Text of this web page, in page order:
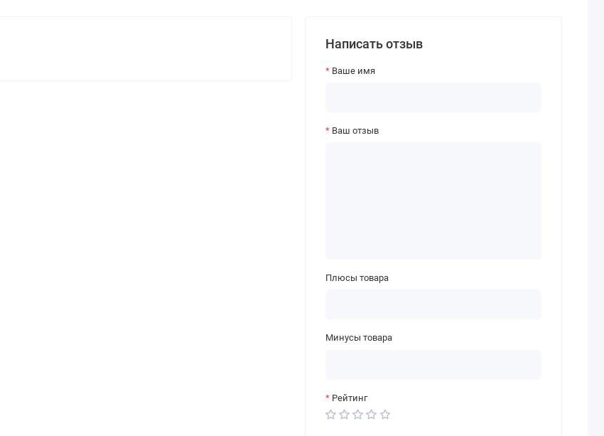
Написать отзыв
Ваше имя
Ваш отзыв
Плюсы товара
Минусы товара
Рейтинг